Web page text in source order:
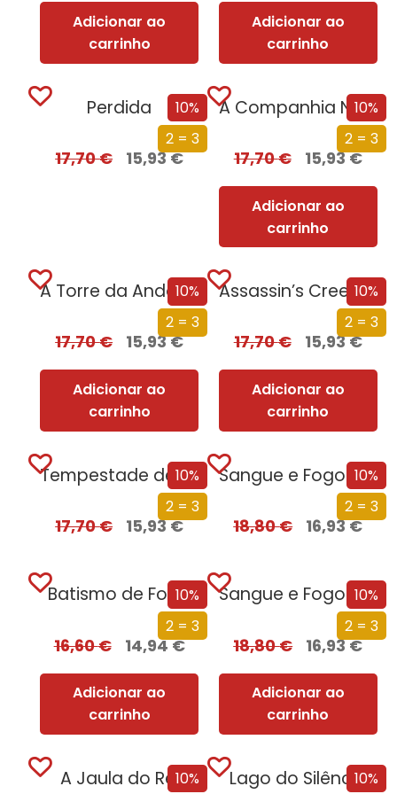
Adicionar ao
carrinho
Adicionar ao
carrinho
10%
2 = 3
Perdida
17,70€ 15,93€
10%
2 = 3
A Companhia Negra
17,70€ 15,93€
Adicionar ao
carrinho
10%
2 = 3
A Torre da Andorinha
17,70€ 15,93€
Adicionar ao
carrinho
10%
2 = 3
Assassin’s Creed Odyssey – Odisseia
17,70€ 15,93€
Adicionar ao
carrinho
10%
2 = 3
Tempestade de Guerra – Parte 1
17,70€ 15,93€
10%
2 = 3
Sangue e Fogo – Volume 1 – Parte 2
18,80€ 16,93€
10%
2 = 3
Batismo de Fogo
16,60€ 14,94€
Adicionar ao
carrinho
10%
2 = 3
Sangue e Fogo – Volume 1 – Parte 1
18,80€ 16,93€
Adicionar ao
carrinho
10%
A Jaula do Rei
10%
Lago do Silêncio